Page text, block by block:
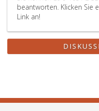
beantworten. Klicken Sie
Link an!